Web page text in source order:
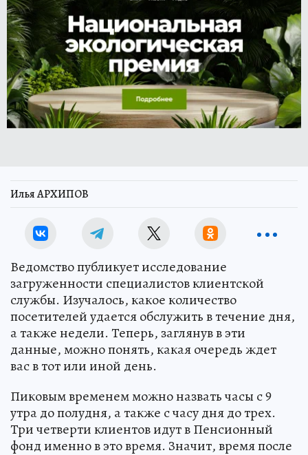
Илья АРХИПОВ
Ведомство публикует исследование
загруженности специалистов клиентской
службы. Изучалось, какое количество
посетителей удается обслужить в течение дня,
а также недели. Теперь, заглянув в эти
данные, можно понять, какая очередь ждет
вас в тот или иной день.
Пиковым временем можно назвать часы с 9
утра до полудня, а также с часу дня до трех.
Три четверти клиентов идут в Пенсионный
фонд именно в это время. Значит, время после